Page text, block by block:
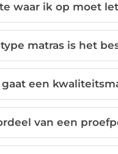
waar ik op moet
matras is het
gaat een
van een